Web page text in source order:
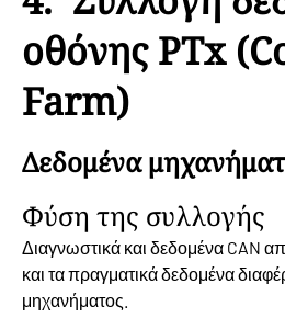
οθόνης PTx
Farm)
Δεδομένα
Φύση της συλλογής
Διαγνωστικά και δεδομένα CAN
και τα πραγματικά δεδομένα
μηχανήματος.